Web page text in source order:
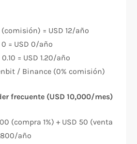
(comisión) = USD 12/año
0 = USD 0/año
0.10 = USD 1.20/año
/ Binance (0% comisión)
frecuente (USD 10,000/mes)
(compra 1%) + USD 50 (venta
año